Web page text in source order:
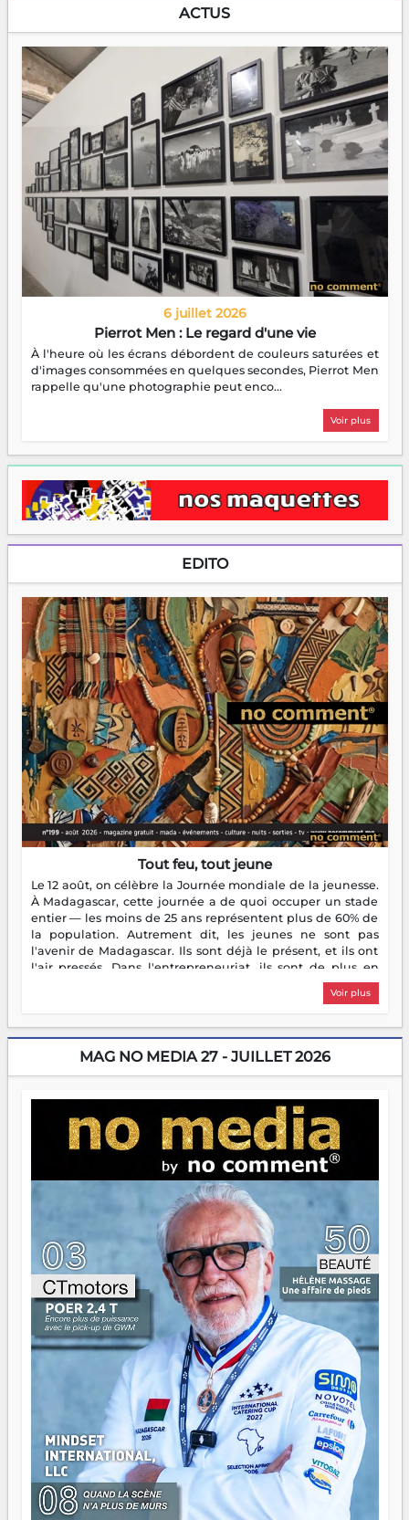
ACTUS
6 juillet 2026
Pierrot Men : Le regard d'une vie
À l'heure où les écrans débordent de couleurs saturées et
d'images consommées en quelques secondes, Pierrot Men
rappelle qu'une photographie peut enco...
Voir plus
EDITO
Tout feu, tout jeune
Le 12 août, on célèbre la Journée mondiale de la jeunesse.
À Madagascar, cette journée a de quoi occuper un stade
entier — les moins de 25 ans représentent plus de 60% de
la population. Autrement dit, les jeunes ne sont pas
l'avenir de Madagascar. Ils sont déjà le présent, et ils ont
l'air pressés. Dans l'entrepreneuriat, ils sont de plus en
plus nombreux à se lancer, à créer, à risquer — souvent
sans filet, souvent sans aide, mais toujours avec cette
dorment vraiment la nuit. En culture, les nouvelles sont
encore meilleures. Aina Rasamoelina vient de décrocher le
Prix RFI Instrumental Afrique. Miangaly Elia rafle le Prix
jeunes qui tiennent la torche. Alors oui, on pourrait
s'arrêter là, applaudir et rentrer chez soi satisfait. Mais ce
serait passer à côté d'une chose essentielle. La fougue, ça
brûle fort — et parfois, ça brûle vite. Une flamme sans
direction peut éclairer autant qu'elle peut consumer. C'est
là que les aînés entrent en scène — pas pour reprendre le
gouvernail, mais pour montrer où sont les récifs. Les jeunes
ont la force, les vieux ont l'expérience, comme on dit. Ce
n'est pas un combat de générations — c'est une question
d'équipage. Partagez vos réussites, mais aussi vos échecs.
Surtout vos échecs, d'ailleurs — ils enseignent mieux que
n'importe quel manuel. À Madagascar, la barque avance.
Il faut juste s'assurer que tout le monde rame dans le
même sens.
Voir plus
MAG NO MEDIA 27 - JUILLET 2026